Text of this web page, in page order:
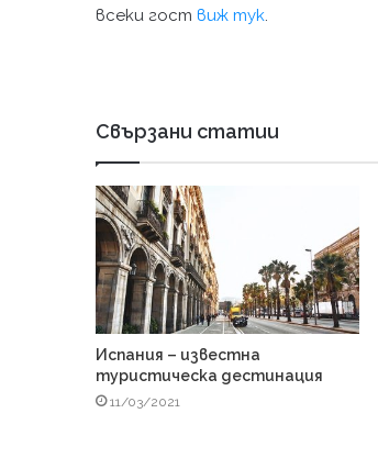
всеки гост виж тук.
Свързани статии
Испания – известна
туристическа дестинация
11/03/2021